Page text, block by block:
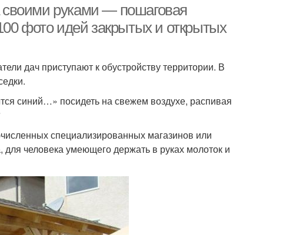
крышей
своими руками — пошаговая
фото идей закрытых и открытых
дач приступают к обустройству территории. В
синий…» посидеть на свежем воздухе, распивая
специализированных магазинов или
человека умеющего держать в руках молоток и